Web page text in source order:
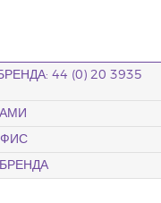
44 (0) 20 3935